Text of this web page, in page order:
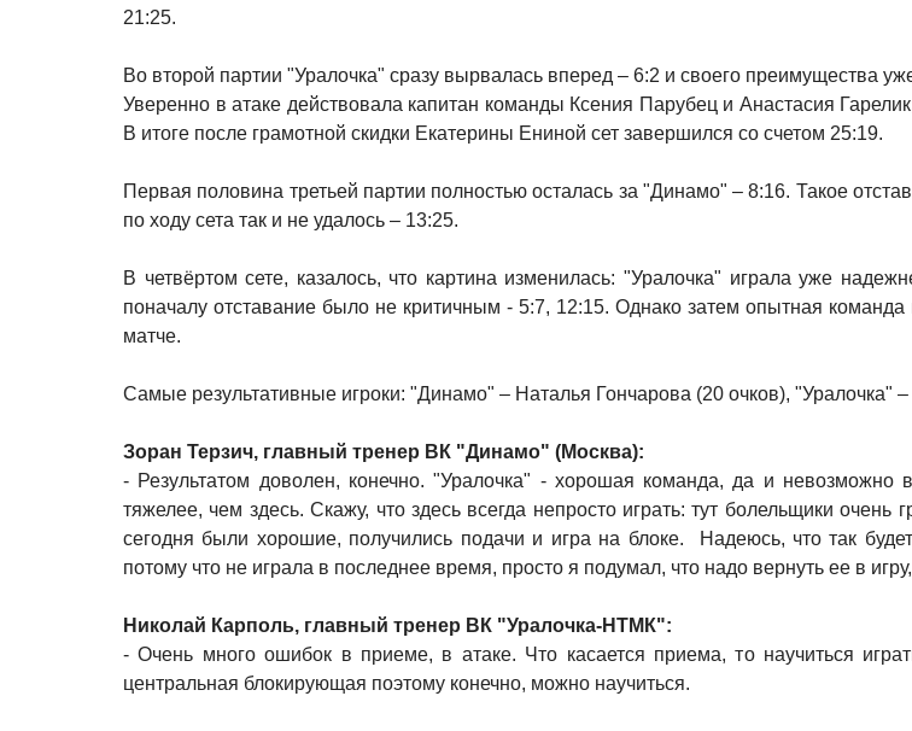
21:25.
Во второй партии "Уралочка" сразу вырвалась вперед – 6:2 и своего преимущества
Уверенно в атаке действовала капитан команды Ксения Парубец и Анастасия
В итоге после грамотной скидки Екатерины Ениной сет завершился со счетом 25:19.
Первая половина третьей партии полностью осталась за "Динамо" – 8:16. Такое
по ходу сета так и не удалось – 13:25.
В четвёртом сете, казалось, что картина изменилась: "Уралочка" играла уже
поначалу отставание было не критичным - 5:7, 12:15. Однако затем опытная
матче.
Самые результативные игроки: "Динамо" – Наталья Гончарова (20 очков), "Уралочка"
Зоран Терзич, главный тренер ВК "Динамо" (Москва):
- Результатом доволен, конечно. "Уралочка" - хорошая команда, да и
тяжелее, чем здесь. Скажу, что здесь всегда непросто играть: тут болельщики
сегодня были хорошие, получились подачи и игра на блоке. Надеюсь, что так
потому что не играла в последнее время, просто я подумал, что надо вернуть ее в
Николай Карполь, главный тренер ВК "Уралочка-НТМК":
- Очень много ошибок в приеме, в атаке. Что касается приема, то научиться
центральная блокирующая поэтому конечно, можно научиться.